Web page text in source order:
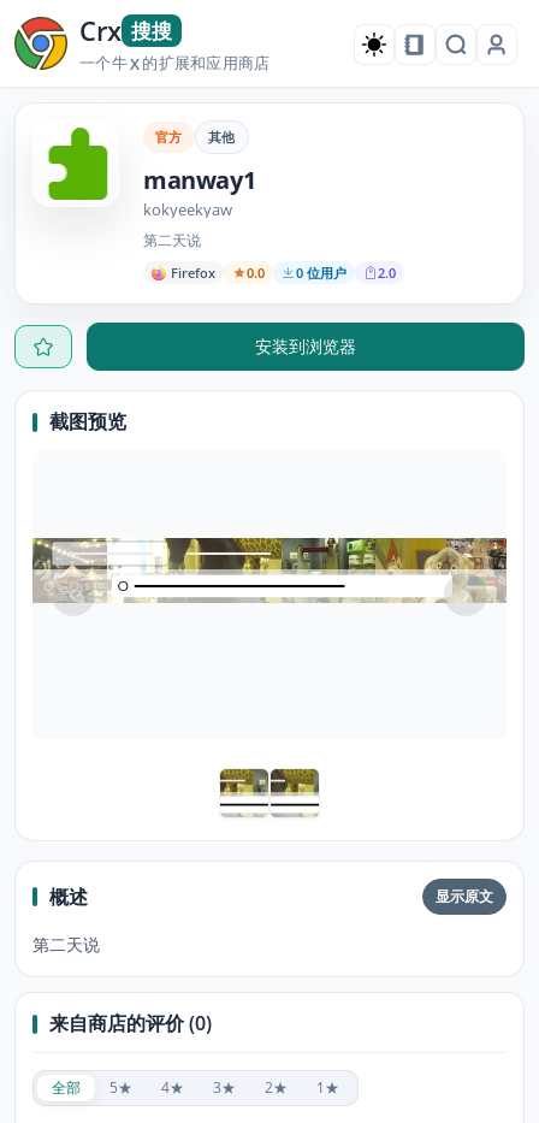
Crx 搜搜
一个牛X的扩展和应用商店
官方 其他
manway1
kokyeekyaw
第二天说
Firefox 0.0 0 位用户 2.0
安装到浏览器
截图预览
概述 显示原文
第二天说
来自商店的评价 (0)
全部 5★ 4★ 3★ 2★ 1★